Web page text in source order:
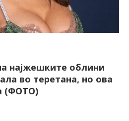
најжешките облини
во теретана, но ова
(ФОТО)